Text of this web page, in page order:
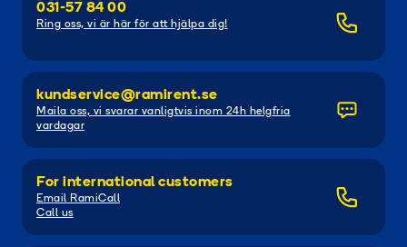
031-57 84 00
Ring oss, vi är här för att hjälpa dig!
kundservice@ramirent.se
Maila oss, vi svarar vanligtvis inom 24h helgfria
vardagar
For international customers
Email RamiCall
Call us